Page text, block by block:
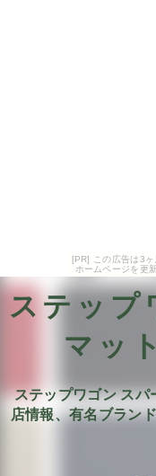
[PR] この広告は3ヶ
ホームページを更
ステップ
マッ
ステップワゴン スパ
店情報、有名ブラン